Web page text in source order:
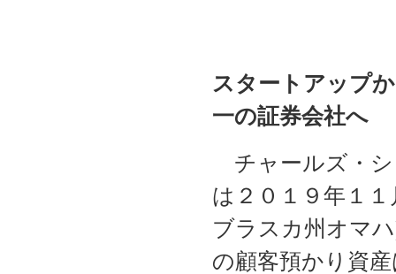
スタートアップ
一の証券会社へ
チャールズ・シ
は２０１９年１
ブラスカ州オマ
の顧客預かり資